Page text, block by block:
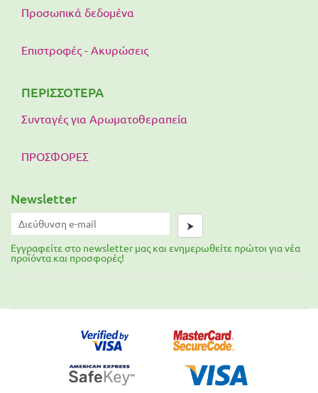
Προσωπικά δεδομένα
Επιστροφές - Ακυρώσεις
ΠΕΡΙΣΣΟΤΕΡΑ
Συνταγές για Αρωματοθεραπεία
ΠΡΟΣΦΟΡΕΣ
Newsletter
⮞
Εγγραφείτε στο newsletter μας και ενημερωθείτε πρώτοι για νέα
προϊόντα και προσφορές!